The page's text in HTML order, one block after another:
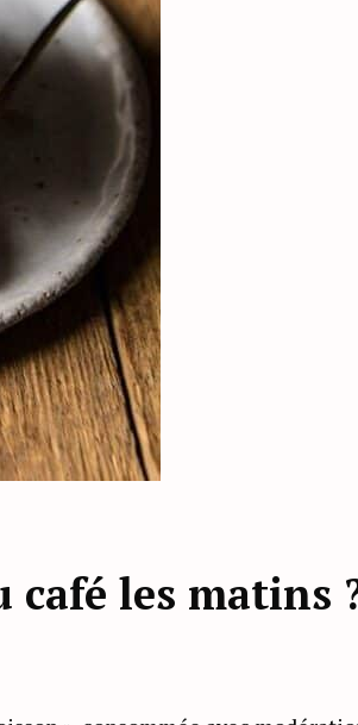
café les matins